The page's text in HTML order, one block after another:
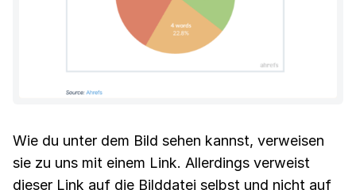
Wie du unter dem Bild sehen kannst, verweisen
sie zu uns mit einem Link. Allerdings verweist
dieser Link auf die Bilddatei selbst und nicht auf